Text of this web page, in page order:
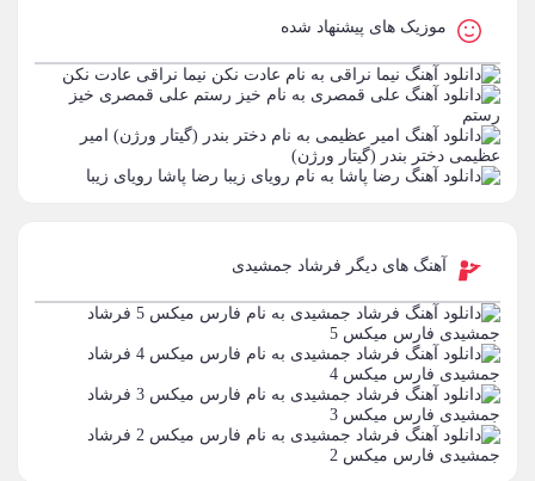
موزیک های پیشنهاد شده
نیما نراقی عادت نکن
علی قمصری خیز
رستم
امیر
عظیمی دختر بندر (گیتار ورژن)
رضا پاشا رویای زیبا
آهنگ های دیگر فرشاد جمشیدی
فرشاد
جمشیدی فارس میکس 5
فرشاد
جمشیدی فارس میکس 4
فرشاد
جمشیدی فارس میکس 3
فرشاد
جمشیدی فارس میکس 2